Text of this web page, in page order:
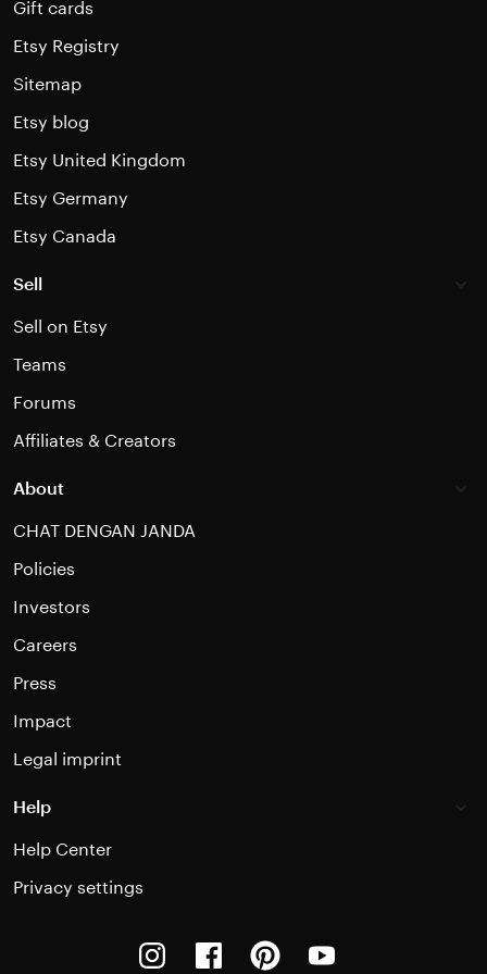
Gift cards
Etsy Registry
Sitemap
Etsy blog
Etsy United Kingdom
Etsy Germany
Etsy Canada
Sell
Sell on Etsy
Teams
Forums
Affiliates & Creators
About
CHAT DENGAN JANDA
Policies
Investors
Careers
Press
Impact
Legal imprint
Help
Help Center
Privacy settings
InstagramFacebookPinterest